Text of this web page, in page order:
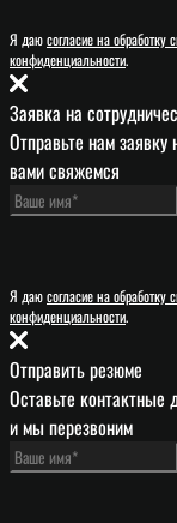
Я даюсогласие на
конфиденциальности.
Заявка на
Отправьте нам
вами свяжемся
Я даюсогласие на
конфиденциальности.
Отправить резюме
Оставьте контактные
и мы перезвоним